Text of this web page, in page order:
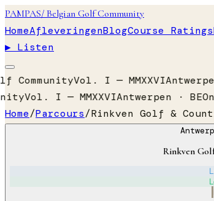
PAMPAS/ Belgian Golf Community
HomeAfleveringenBlogCourse Ratings
▶ Listen
CommunityVol. I — MMXXVI
Vol. I — MMXXVIAntwerpen · BE
Home/Parcours/Rinkven Golf &
Rinkven